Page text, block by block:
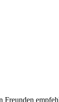
Freunden